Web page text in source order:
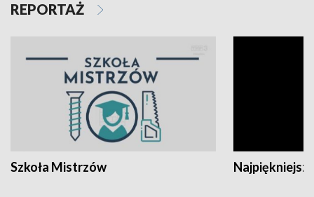
REPORTAŻ
Szkoła Mistrzów